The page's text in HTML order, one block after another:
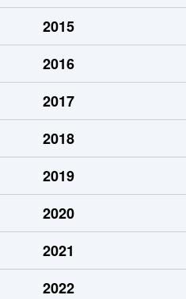
3,400万円 新検見川
2,400万円 勝田台
3,500万円 勝田台
3,100万円 勝田台
3,100万円 勝田台
2,600万円 勝田台
3,800万円
2015
2016
2017
2018
2019
2020
2021
2022